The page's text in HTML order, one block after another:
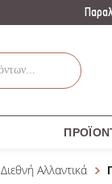
Διεθνή Αλλαντικά